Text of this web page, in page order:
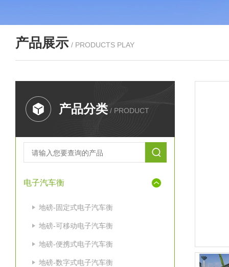
产品展示 / PRODUCTS PLAY
产品分类 / PRODUCT
电子汽车衡
地磅-固定式电子汽车衡
地磅-可移动电子汽车衡
地磅-便携式电子汽车衡
地磅-数字式电子汽车衡